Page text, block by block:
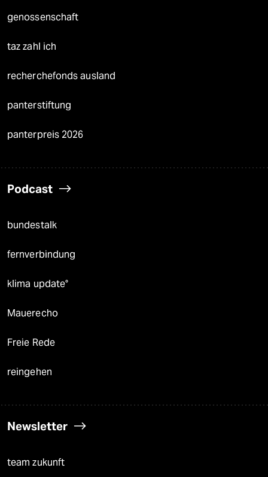
genossenschaft
taz zahl ich
recherchefonds ausland
panterstiftung
panterpreis 2026
Podcast
bundestalk
fernverbindung
klima update°
Mauerecho
Freie Rede
reingehen
Newsletter
team zukunft